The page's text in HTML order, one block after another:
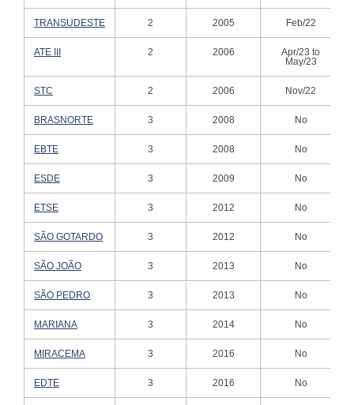
TRANSUDESTE 2 2005 Feb/22
ATE III 2 2006
Apr/23 to
May/23
STC 2 2006 Nov/22
BRASNORTE 3 2008 No
EBTE 3 2008 No
ESDE 3 2009 No
ETSE 3 2012 No
SÃO GOTARDO 3 2012 No
SÃO JOÃO 3 2013 No
SÃO PEDRO 3 2013 No
MARIANA 3 2014 No
MIRACEMA 3 2016 No
EDTE 3 2016 No